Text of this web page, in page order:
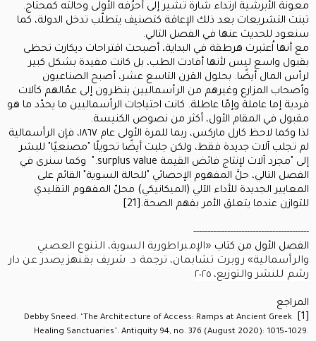
معونة الأبرشية ارتداء شارة تشير إلى أحرُفه الأولى وحالته كمحتاج.
تبنت التشريعات بعد ذلك الإعاقة كتصنيف يتطلّب تدخل الدولة، كما
سنعود للحديث عنها في الفصل التالي.
مع أنها اُعتبرت هرطقة في البداية، أصبحت اقتراحات ديكارت تحظى
بقبول واسع ليس لأنها أفادت الطب، بل كانت مفيدة بشكل كبير
لرأس المال أيضًا. بحلول القرن التاسع عشر، أصبح الصناعيون
وأصحاب المزارع وغيرهم من الرأسماليين ينظرون إلى عمّالهم كآلات
فردية إما عاملة وإمّا عاطلة. كانت احتياجات الرأسماليين ما يحدّد ما هو
مقبول في المقام الأول، أكثر من نصوص الكنيسة.
لذا وكما لاحظ كارل ماركس، ربما للمرة الأولى عام ١٨٦٧، فإن الرأسمالية
لم تجلب آلات جديدة فقط، ولكن جلبت أيضًا تحويلًا "مصنعيًا" للبشر
إلى "مجرد آلات لإنتاج فائض القيمة surplus value." وكما سنرى في
الفصل التالي، حلَّ المفهوم الإحصائي "للحالة السوية" القائم على
المعايير الجديدة للأداء الآلي (الميكانيكي) محلّ المفهوم التقليدي
للتوازن عندما يتعلق الأمر بفهم الصحة.[21]
-----------------------------------------
الفصل الأول من كتاب «الإمبراطورية السوية، التنوع العصبي
والرأسمالية» روبرت تشابمان، ترجمة د. شريف بقنهز يصدر عن دار
رشم للنشر والتوزيع، ٢٠٢٥
المراجع
[1]
Debby Sneed. ‘The Architecture of Access: Ramps at Ancient Greek
Healing Sanctuaries’. Antiquity 94, no. 376 (August 2020): 1015–1029.